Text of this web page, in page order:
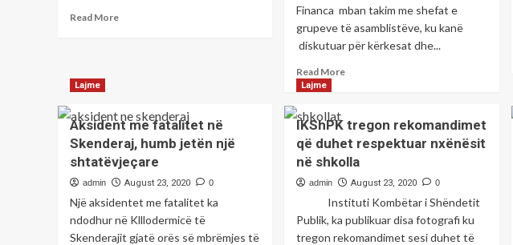
që
e
krijuan
Republikën
e
Kosovës,
ose
të
deleguarit
Read MoreRead
takohen
krerët
e
koalicionit
qeverisës
Financa mban takim me shefat e
grupeve të asamblistëve, ku kanë
diskutuar për kërkesat dhe...
Read MoreRead
e
Prizrenit
ka
hapur
thirrje
për
pranim
të
Lajme
Aksident me fatalitet në
Skenderaj, humb jetën një
shtatëvjeçare
admin August 23, 2020 0
Një aksidentet me fatalitet ka
ndodhur në Klllodermicë të
Skenderajit gjatë orës së mbrëmjes të
Lajme
IKShPK tregon rekomandimet
që duhet respektuar nxënësit
në shkolla
admin August 23, 2020 0
Instituti Kombëtar i Shëndetit
Publik, ka publikuar disa fotografi ku
tregon rekomandimet sesi duhet të